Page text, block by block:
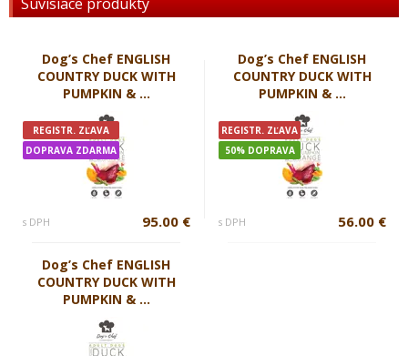
Dog’s Chef ENGLISH
COUNTRY DUCK WITH
PUMPKIN & ...
REGISTR. ZĽAVA
DOPRAVA ZDARMA
s DPH 95.00 €
Dog’s Chef ENGLISH
COUNTRY DUCK WITH
PUMPKIN & ...
REGISTR. ZĽAVA
50% DOPRAVA
s DPH 56.00 €
Dog’s Chef ENGLISH
COUNTRY DUCK WITH
PUMPKIN & ...